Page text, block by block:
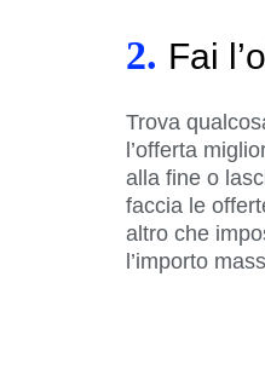
2. Fai
Trova
l’offerta
alla fine o
faccia le
altro che
l’importo